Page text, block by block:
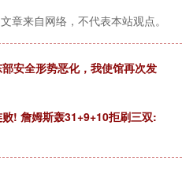
章来自网络，不代表本站观点。
安全形势恶化，我使馆再次发
! 詹姆斯轰31+9+10拒刷三双: